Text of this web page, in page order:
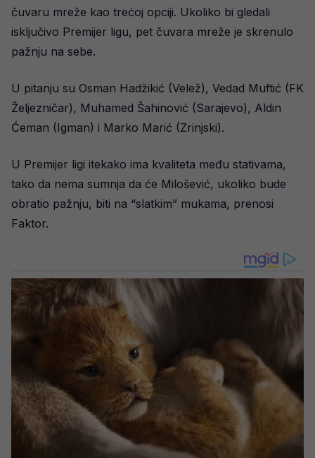
čuvaru mreže kao trećoj opciji. Ukoliko bi gledali
isključivo Premijer ligu, pet čuvara mreže je skrenulo
pažnju na sebe.
U pitanju su Osman Hadžikić (Velež), Vedad Muftić (FK
Željezničar), Muhamed Šahinović (Sarajevo), Aldin
Ćeman (Igman) i Marko Marić (Zrinjski).
U Premijer ligi itekako ima kvaliteta među stativama,
tako da nema sumnja da će Milošević, ukoliko bude
obratio pažnju, biti na “slatkim” mukama, prenosi
Faktor.